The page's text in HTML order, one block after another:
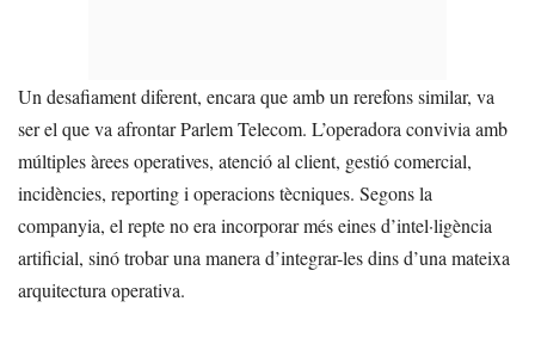
Un desafiament diferent, encara que amb un rerefons similar, va
ser el que va afrontar Parlem Telecom. L’operadora convivia amb
múltiples àrees operatives, atenció al client, gestió comercial,
incidències, reporting i operacions tècniques. Segons la
companyia, el repte no era incorporar més eines d’intel·ligència
artificial, sinó trobar una manera d’integrar-les dins d’una mateixa
arquitectura operativa.